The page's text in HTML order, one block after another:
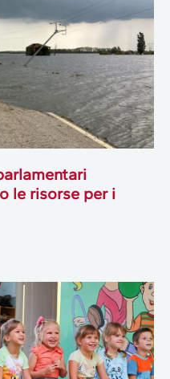
le risorse per i